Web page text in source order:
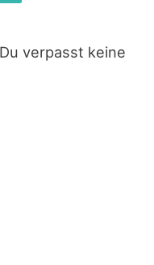
verpasst keine